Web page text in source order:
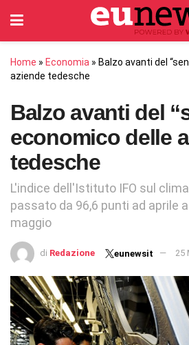
Home » Economia » Balzo avanti del
aziende tedesche
Balzo avanti del
economico delle
tedesche
L'indice dell'Istituto IFO sul
passato da 96,6 punti ad aprile
maggio
di Redazione eunewsit 25